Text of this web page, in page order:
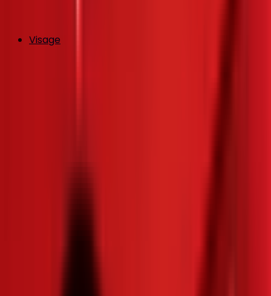
Visage